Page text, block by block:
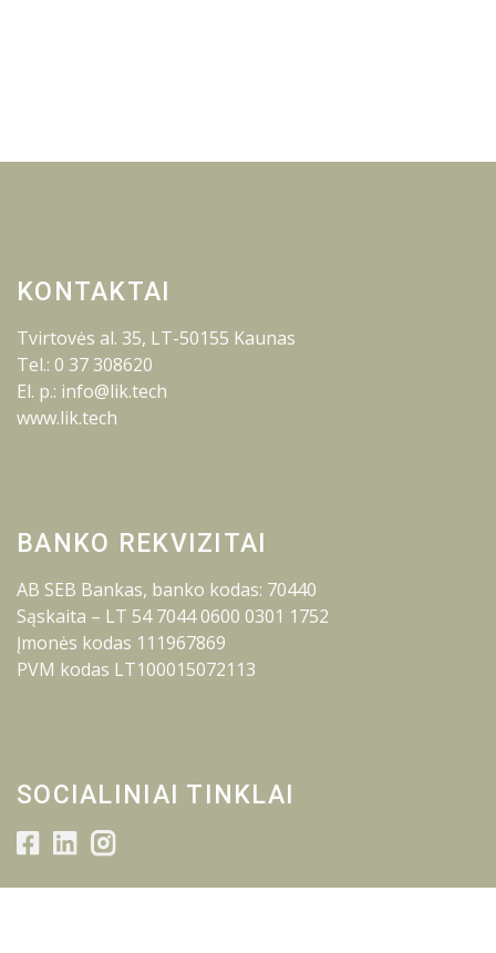
KONTAKTAI
Tvirtovės al. 35, LT-50155 Kaunas
Tel.: 0 37 308620
El. p.: info@lik.tech
www.lik.tech
BANKO REKVIZITAI
AB SEB Bankas, banko kodas: 70440
Sąskaita – LT 54 7044 0600 0301 1752
Įmonės kodas 111967869
PVM kodas LT100015072113
SOCIALINIAI TINKLAI